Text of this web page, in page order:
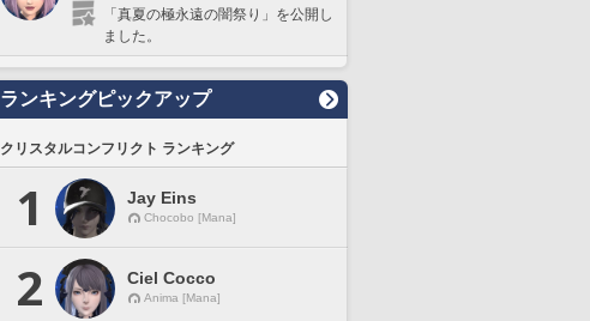
「真夏の極永遠の闇祭り」を公開し
ました。
ランキングピックアップ
クリスタルコンフリクト ランキング
1 Jay Eins
Chocobo [Mana]
2 Ciel Cocco
Anima [Mana]